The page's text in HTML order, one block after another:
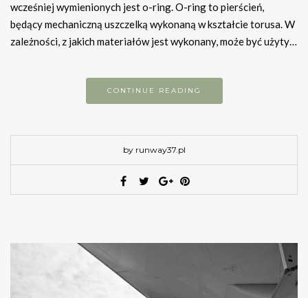
wcześniej wymienionych jest o-ring. O-ring to pierścień,
będący mechaniczną uszczelką wykonaną w kształcie torusa. W
zależności, z jakich materiałów jest wykonany, może być użyty…
CONTINUE READING
by runway37.pl